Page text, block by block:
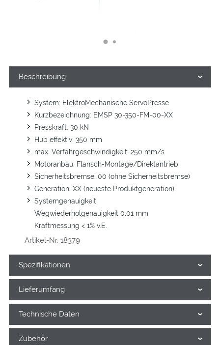
Beschreibung
System: ElektroMechanische ServoPresse
Kurzbezeichnung: EMSP 30-350-FM-00-XX
Presskraft: 30 kN
Hub effektiv: 350 mm
max. Verfahrgeschwindigkeit: 250 mm/s
Motoranbau: Flansch-Montage/Direktantrieb
Sicherheitsbremse: 00 (ohne Sicherheitsbremse)
Generation: XX (neueste Produktgeneration)
Systemgenauigkeit:
Wegwiederholgenauigkeit 0,01 mm
Kraftmessung < 1% v.E.
Artikel-Nr. 18379
Spezifikationen
Lieferumfang
Technische Daten
Zubehör